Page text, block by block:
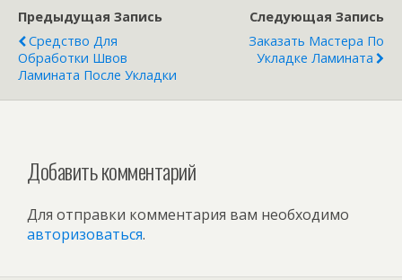
Предыдущая Запись
Средство Для
Обработки Швов
Ламината После Укладки
Следующая Запись
Заказать Мастера По
Укладке Ламината
Добавить комментарий
Для отправки комментария вам необходимо
авторизоваться.